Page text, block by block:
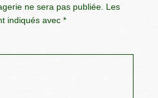
ne sera pas publiée. Les
indiqués avec*